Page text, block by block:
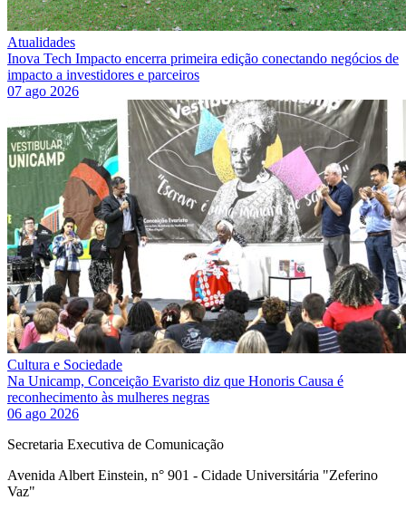
Atualidades
Inova Tech Impacto encerra primeira edição conectando negócios de
impacto a investidores e parceiros
07 ago 2026
Cultura e Sociedade
Na Unicamp, Conceição Evaristo diz que Honoris Causa é
reconhecimento às mulheres negras
06 ago 2026
Secretaria Executiva de Comunicação
Avenida Albert Einstein, n° 901 - Cidade Universitária "Zeferino
Vaz"